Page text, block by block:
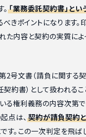
「業務委託契約書」と
きポイントになります。
た内容と契約の実質に
2号文書（請負に関する
約書）として扱われる
いる権利義務の内容次第
点は、 契約が請負契約
す。この一次判定を飛ば